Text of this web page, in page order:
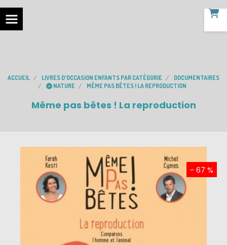
ACCUEIL LIVRES D'OCCASION ENFANTS PAR CATÉGORIE
DOCUMENTAIRES
NATURE
MÊME PAS BÊTES ! LA REPRODUCTION
Même pas bêtes ! La reproduction
- 67 %